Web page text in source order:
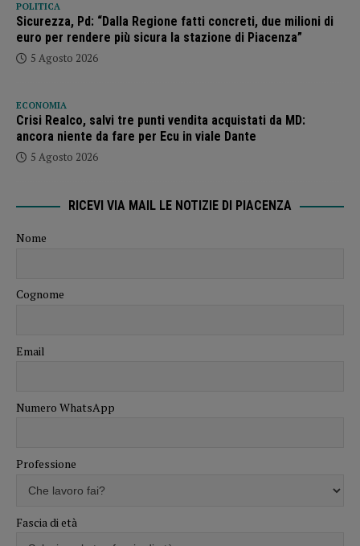
POLITICA
Sicurezza, Pd: “Dalla Regione fatti concreti, due milioni di
euro per rendere più sicura la stazione di Piacenza”
5 Agosto 2026
ECONOMIA
Crisi Realco, salvi tre punti vendita acquistati da MD:
ancora niente da fare per Ecu in viale Dante
5 Agosto 2026
RICEVI VIA MAIL LE NOTIZIE DI PIACENZA
Nome
Cognome
Email
Numero WhatsApp
Professione
Fascia di età